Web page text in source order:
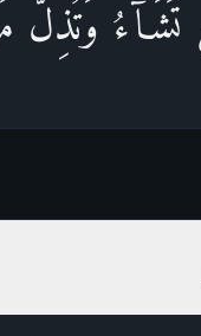
تَشَاۤءُ وَتُذِلُّ